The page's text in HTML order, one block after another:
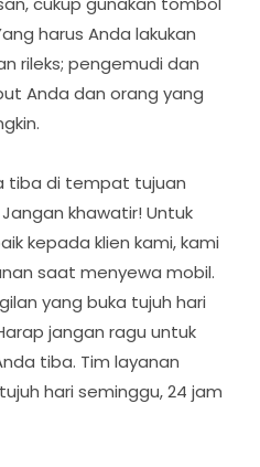
harus Anda lakukan
rileks; pengemudi dan
Anda dan orang yang
tiba di tempat tujuan
khawatir! Untuk
kepada klien kami, kami
saat menyewa mobil.
yang buka tujuh hari
jangan ragu untuk
tiba. Tim layanan
hari seminggu, 24 jam